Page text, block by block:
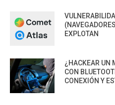
EXPLOTAN
¿HACKEAR UN
CON
CONEXIÓN Y